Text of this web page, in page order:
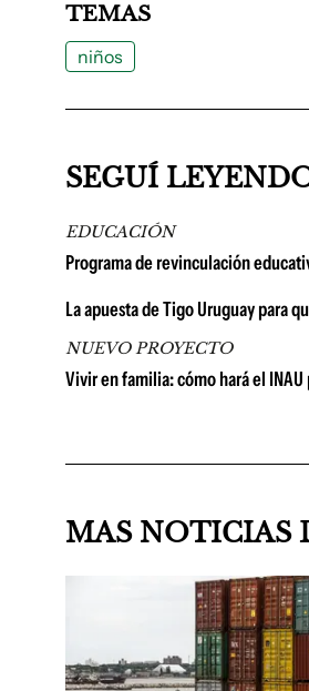
TEMAS
niños
SEGUÍ
EDUCACIÓN
Programa de revinculación
La apuesta de Tigo Uruguay para
NUEVO PROYECTO
Vivir en familia: cómo hará el
MAS NOTICIAS